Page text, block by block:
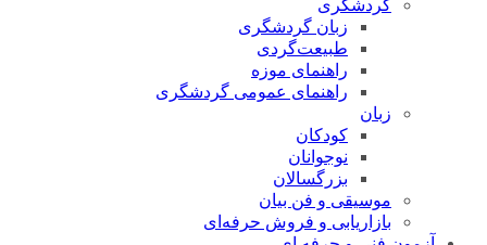
زبان گردشگری
طبیعت‌گردی
راهنمای موزه
راهنمای عمومی گردشگری
زبان
کودکان
نوجوانان
بزرگسالان
موسیقی و فن بیان
بازاریابی و فروش حرفه‌ای